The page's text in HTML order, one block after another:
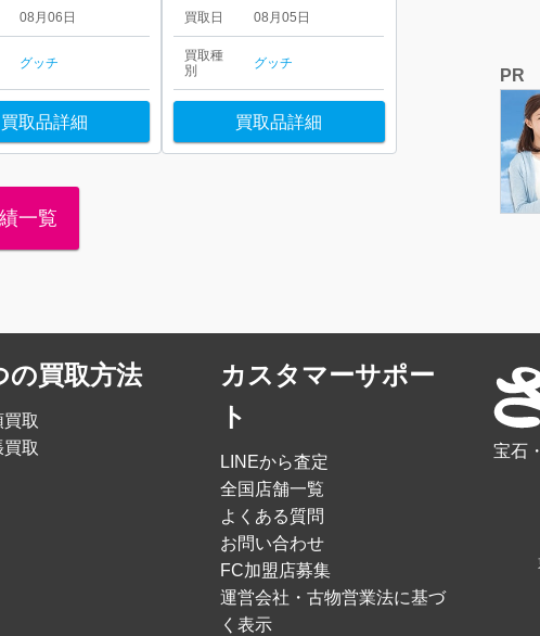
08月06日
グッチ
買取品詳細
買取日 08月05日
買取種
別
グッチ
買取品詳細
一覧
PR
の買取方法
買取
買取
カスタマーサポー
ト
LINEから査定
全国店舗一覧
よくある質問
お問い合わせ
FC加盟店募集
運営会社・古物営業法に基づ
く表示
宝石